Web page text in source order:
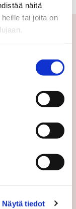
näitä
tai joita on
Näytä tiedot